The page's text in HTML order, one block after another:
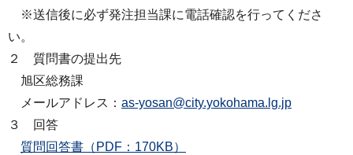
※送信後に必ず発注担当課に電話確認を行ってくださ
い。
２ 質問書の提出先
旭区総務課
メールアドレス： as-yosan@city.yokohama.lg.jp
３ 回答
質問回答書（PDF：170KB）